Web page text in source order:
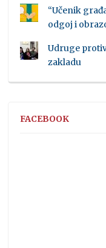
“Učenik
odgoj i
Udruge
zakladu
FACEBOOK